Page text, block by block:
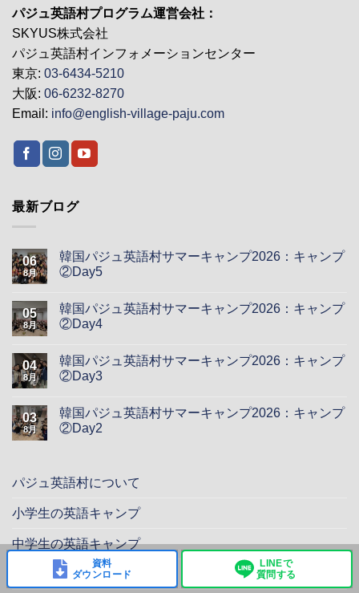
資料
ダウンロード
LINEで
質問する
パジュ英語村プログラム運営会社：
SKYUS株式会社
パジュ英語村インフォメーションセンター
東京: 03-6434-5210
大阪: 06-6232-8270
Email: info@english-village-paju.com
最新ブログ
06
8月
韓国パジュ英語村サマーキャンプ2026：キャンプ
②Day5
05
8月
韓国パジュ英語村サマーキャンプ2026：キャンプ
②Day4
04
8月
韓国パジュ英語村サマーキャンプ2026：キャンプ
②Day3
03
8月
韓国パジュ英語村サマーキャンプ2026：キャンプ
②Day2
パジュ英語村について
小学生の英語キャンプ
中学生の英語キャンプ
学校向け海外研修